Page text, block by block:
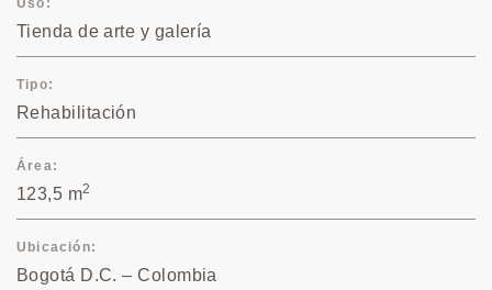
Tienda de arte y galería
Tipo
Rehabilitación
Área
123,5 m2
Ubicación
Bogotá D.C. – Colombia